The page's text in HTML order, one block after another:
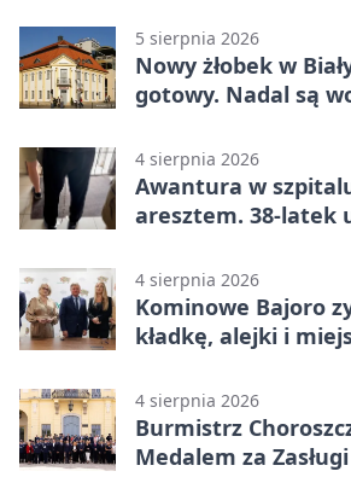
5 sierpnia 2026
Nowy żłobek w
gotowy. Nadal są
4 sierpnia 2026
Awantura w
aresztem. 38-latek
4 sierpnia 2026
Kominowe Bajoro
kładkę, alejki i
4 sierpnia 2026
Burmistrz
Medalem za